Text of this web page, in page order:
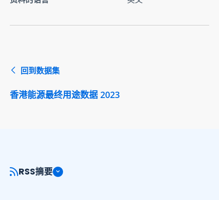
回到数据集
香港能源最终用途数据 2023
RSS摘要